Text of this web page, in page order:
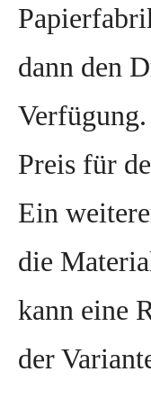
dann den
Verfügung.
Preis für
Ein
die
kann eine
der